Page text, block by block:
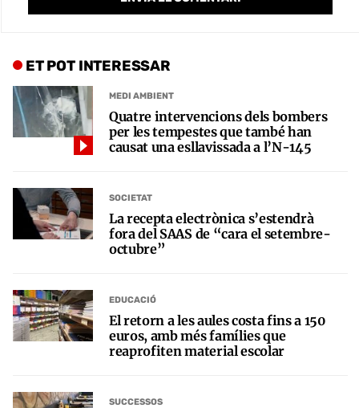
ET POT INTERESSAR
MEDI AMBIENT
Quatre intervencions dels bombers
per les tempestes que també han
causat una esllavissada a l’N-145
SOCIETAT
La recepta electrònica s’estendrà
fora del SAAS de “cara el setembre-
octubre”
EDUCACIÓ
El retorn a les aules costa fins a 150
euros, amb més famílies que
reaprofiten material escolar
SUCCESSOS